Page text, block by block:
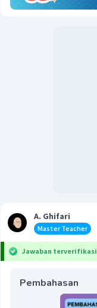
A. Ghifari
Master Teacher
Jawaban terverifikasi
Pembahasan